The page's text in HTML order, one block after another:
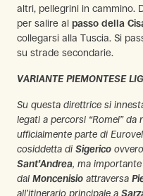
altri, pellegrini in cammino.
per salire al passo della
collegarsi alla Tuscia. Si
su strade secondarie.
VARIANTE PIEMONTESE
Su questa direttrice si
legati a percorsi “Romei”
ufficialmente parte di
cosiddetta di Sigerico ovvero
Sant’Andrea, ma
dal Moncenisio attraversa
all’itinerario principale a